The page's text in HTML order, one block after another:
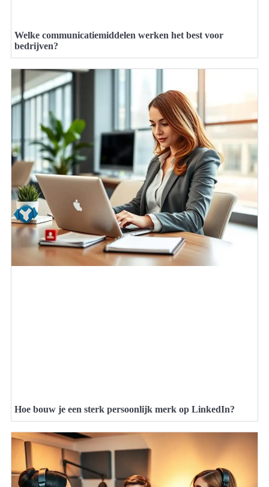
Welke communicatiemiddelen werken het best voor
bedrijven?
Hoe bouw je een sterk persoonlijk merk op LinkedIn?